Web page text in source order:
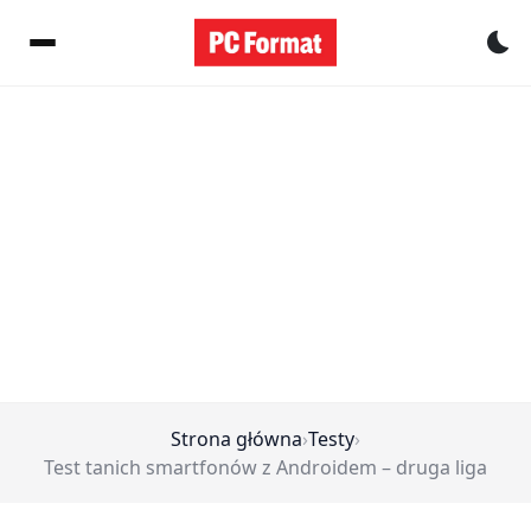
Strona główna›Testy›
Test tanich smartfonów z Androidem – druga liga